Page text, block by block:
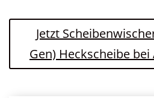
Jetzt
Gen) Heckscheibe